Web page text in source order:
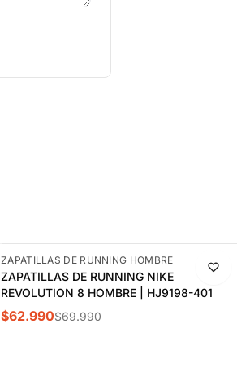
-10%
ZAPATILLAS DE RUNNING HOMBRE
ZAPATILLAS DE RUNNING NIKE
REVOLUTION 8 HOMBRE | HJ9198-401
$62.990$69.990